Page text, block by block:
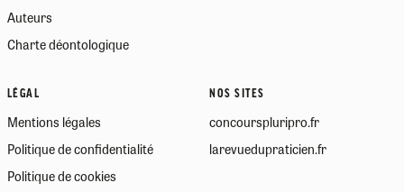
Auteurs
Charte déontologique
LÉGAL
Mentions légales
Politique de confidentialité
Politique de cookies
NOS SITES
concourspluripro.fr
larevuedupraticien.fr